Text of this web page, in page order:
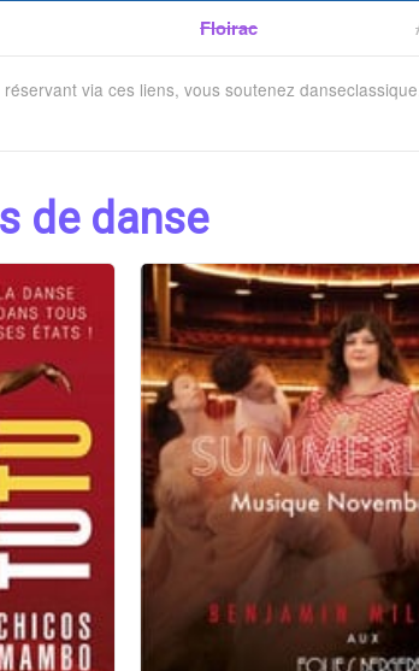
Floirac
via ces liens, vous soutenez
de danse